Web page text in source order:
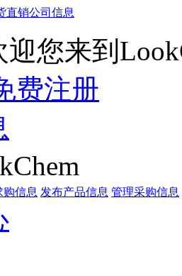
直销公司信息
您来到
费注册
购信息 发布产品信息 管理采购信息